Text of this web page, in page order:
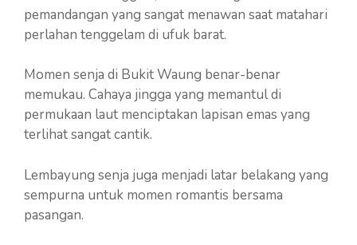
pemandangan yang sangat menawan saat matahari
perlahan tenggelam di ufuk barat.
Momen senja di Bukit Waung benar-benar
memukau. Cahaya jingga yang memantul di
permukaan laut menciptakan lapisan emas yang
terlihat sangat cantik.
Lembayung senja juga menjadi latar belakang yang
sempurna untuk momen romantis bersama
pasangan.